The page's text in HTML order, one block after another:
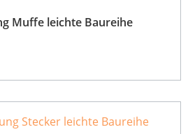
Muffe leichte Baureihe